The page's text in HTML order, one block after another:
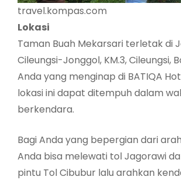
travel.kompas.com
Lokasi
Taman Buah Mekarsari terletak di
Cileungsi-Jonggol, KM.3, Cileungsi,
Anda yang menginap di BATIQA
lokasi ini dapat ditempuh dalam
berkendara.
Bagi Anda yang bepergian dari
Anda bisa melewati tol Jagorawi
pintu Tol Cibubur lalu arahkan